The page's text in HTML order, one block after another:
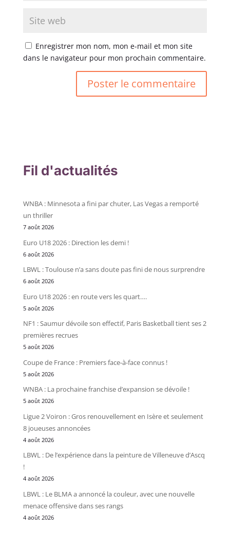
Enregistrer mon nom, mon e-mail et mon site
dans le navigateur pour mon prochain commentaire.
Fil d'actualités
WNBA : Minnesota a fini par chuter, Las Vegas a remporté
un thriller
7 août 2026
Euro U18 2026 : Direction les demi !
6 août 2026
LBWL : Toulouse n’a sans doute pas fini de nous surprendre
6 août 2026
Euro U18 2026 : en route vers les quart….
5 août 2026
NF1 : Saumur dévoile son effectif, Paris Basketball tient ses 2
premières recrues
5 août 2026
Coupe de France : Premiers face-à-face connus !
5 août 2026
WNBA : La prochaine franchise d’expansion se dévoile !
5 août 2026
Ligue 2 Voiron : Gros renouvellement en Isère et seulement
8 joueuses annoncées
4 août 2026
LBWL : De l’expérience dans la peinture de Villeneuve d’Ascq
!
4 août 2026
LBWL : Le BLMA a annoncé la couleur, avec une nouvelle
menace offensive dans ses rangs
4 août 2026